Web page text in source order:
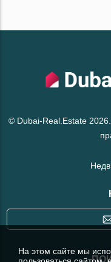
© Dubai-Real.Estate
На этом сайте мы